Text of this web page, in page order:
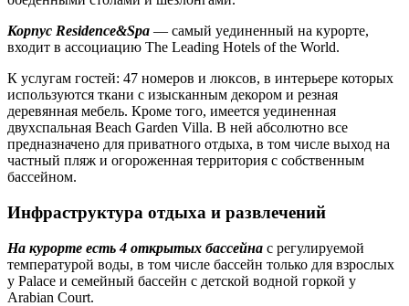
Корпус Residence&Spa — самый уединенный на курорте,
входит в ассоциацию The Leading Hotels of the World.
К услугам гостей: 47 номеров и люксов, в интерьере которых
используются ткани с изысканным декором и резная
деревянная мебель. Кроме того, имеется уединенная
двухспальная Beach Garden Villa. В ней абсолютно все
предназначено для приватного отдыха, в том числе выход на
частный пляж и огороженная территория с собственным
бассейном.
Инфраструктура отдыха и развлечений
На курорте есть 4 открытых бассейна с регулируемой
температурой воды, в том числе бассейн только для взрослых
у Palace и семейный бассейн с детской водной горкой у
Arabian Court.